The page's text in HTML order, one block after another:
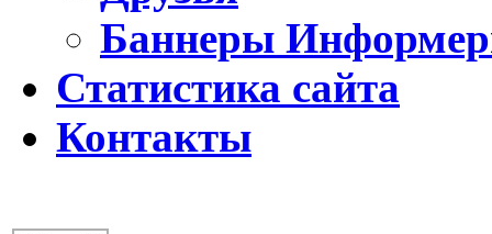
Баннеры
Статистика сайта
Контакты